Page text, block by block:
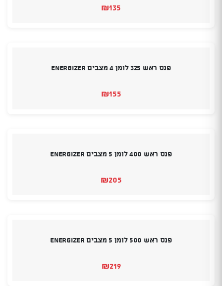
₪135
פנס ראש 325 לומן 4 מצבים Energizer
₪155
פנס ראש 400 לומן 5 מצבים Energizer
₪205
פנס ראש 500 לומן 5 מצבים Energizer
₪219